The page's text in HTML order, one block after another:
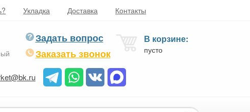
Укладка Доставка Контакты
Задать вопрос
Заказать звонок
В корзине:
пусто